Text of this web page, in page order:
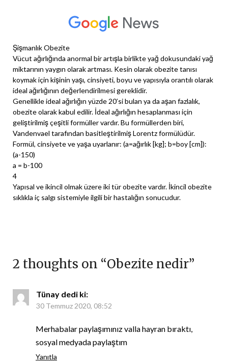
Şişmanlık Obezite
Vücut ağırlığında anormal bir artışla birlikte yağ dokusundaki yağ
miktarının yaygın olarak artması. Kesin olarak obezite tanısı
koymak için kişinin yaşı, cinsiyeti, boyu ve yapısıyla orantılı olarak
ideal ağırlığının değerlendirilmesi gereklidir.
Genellikle ideal ağırlığın yüzde 20’si bulan ya da aşan fazlalık,
obezite olarak kabul edilir. İdeal ağırlığın hesaplanması için
geliştirilmiş çeşitli formüller vardır. Bu formüllerden biri,
Vandenvael tarafından basitleştirilmiş Lorentz formülüdür.
Formül, cinsiyete ve yaşa uyarlanır: (a=ağırlık [kg]; b=boy [cm]):
(a-150)
a = b-100
4
Yapısal ve ikincil olmak üzere iki tür obezite vardır. İkincil obezite
sıklıkla iç salgı sistemiyle ilgili bir hastalığın sonucudur.
2 thoughts on “Obezite nedir”
Tünay dedi ki:
30 Temmuz 2020, 08:52
Merhabalar paylaşımınız valla hayran bıraktı,
sosyal medyada paylaştım
Yanıtla